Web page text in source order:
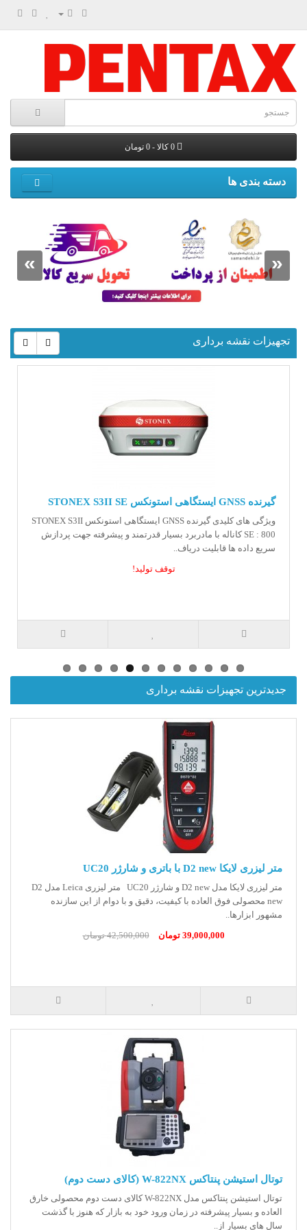
0 کالا - 0 تومان
دسته بندی ها
«
»
تجهیزات نقشه برداری
گیرنده GNSS ایستگاهی استونکس STONEX S3II SE
ویژگی های کلیدی گیرنده GNSS ایستگاهی استونکس STONEX S3II
SE : 800 کاناله با مادربرد بسیار قدرتمند و پیشرفته جهت پردازش
سریع داده ها قابلیت دریاف..
توقف تولید!
جدیدترین تجهیزات نقشه برداری
متر لیزری لایکا D2 new با باتری و شارژر UC20
متر لیزری لایکا مدل D2 new و شارژر UC20 متر لیزری Leica مدل D2
new محصولی فوق العاده با کیفیت، دقیق و با دوام از این سازنده
مشهور ابزارها..
39,000,000 تومان
42,500,000 تومان
توتال استیشن پنتاکس W-822NX (کالای دست دوم)
توتال استیشن پنتاکس مدل W-822NX کالای دست دوم محصولی خارق
العاده و بسیار پیشرفته در زمان ورود خود به بازار که هنوز با گذشت
سال های بسیار از..